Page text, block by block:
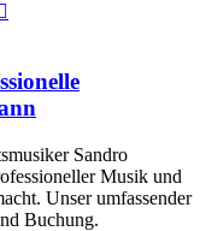

Sandro
Musik und
Unser umfassender
Buchung.